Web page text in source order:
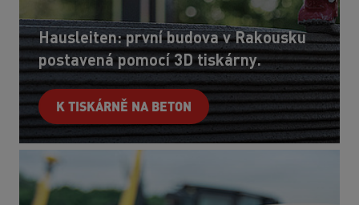
Hausleiten: první budova v Rakousku
postavená pomocí 3D tiskárny.
K TISKÁRNĚ NA BETON